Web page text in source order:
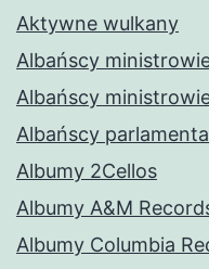
Aktywne wulkany
Albańscy
Albańscy
Albańscy
Albumy 2Cellos
Albumy A&M
Albumy Columbia